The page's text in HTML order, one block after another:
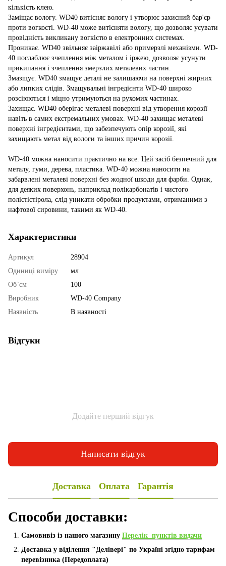
кількість клею.
Заміщає вологу. WD40 витісняє вологу і утворює захисний бар'єр
проти вогкості. WD-40 може витісняти вологу, що дозволяє усувати
провідність викликану вогкістю в електронних системах.
Проникає. WD40 звільняє заіржавілі або примерзлі механізми. WD-
40 послаблює зчеплення між металом і іржею, дозволяє усунути
прикипання і зчеплення змерзлих металевих частин.
Змазщує. WD40 змащує деталі не залишаючи на поверхні жирних
або липких слідів. Змащувальні інгредієнти WD-40 широко
розсіюються і міцно утримуються на рухомих частинах.
Захищає. WD40 оберігає металеві поверхні від утворення корозії
навіть в самих екстремальних умовах. WD-40 захищає металеві
поверхні інгредієнтами, що забезпечують опір корозії, які
захищають метал від вологи та інших причин корозії.
WD-40 можна наносити практично на все. Цей засіб безпечний для
металу, гуми, дерева, пластика. WD-40 можна наносити на
забарвлені металеві поверхні без жодної шкоди для фарби. Однак,
для деяких поверхонь, наприклад полікарбонатів і чистого
полістістірола, слід уникати обробки продуктами, отриманими з
нафтової сировини, такими як WD-40.
Характеристики
Артикул
28904
Одиниці виміру
мл
Об`єм
100
Виробник
WD-40 Company
Наявність
В наявності
Відгуки
Додайте перший відгук
Написати відгук
Доставка Оплата Гарантія
Способи доставки:
Самовивіз із нашого магазину Перелік пунктів видачи
Доставка у віділення "Делівері" по Україні згідно тарифам
перевізника (Передоплата)